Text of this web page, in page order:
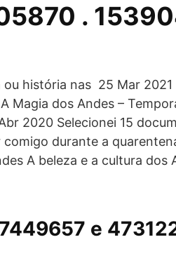
.
história nas 25 Mar 2021
Magia dos Andes –
2020 Selecionei 15
durante a
A beleza e a cultura dos
e